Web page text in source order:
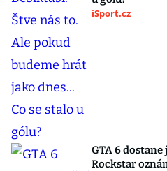
iSport.cz
GTA 6 dostane
Rockstar